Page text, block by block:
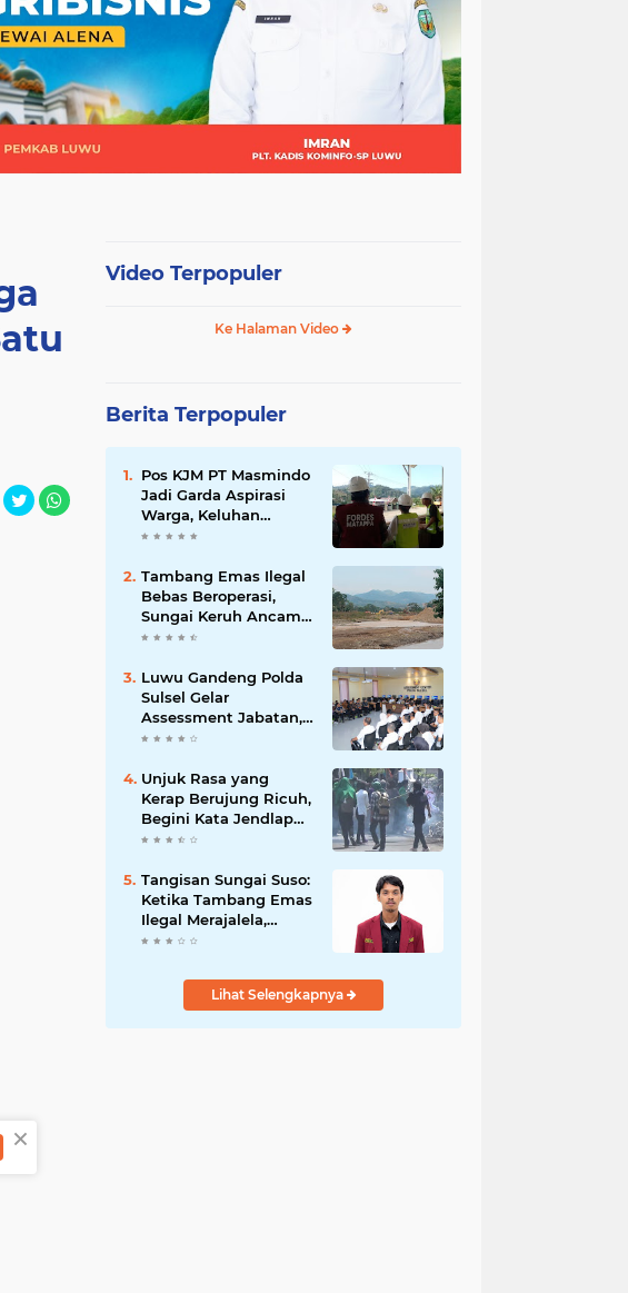
Video Terpopuler
Ke Halaman Video
Berita Terpopuler
Pos KJM PT Masmindo
Jadi Garda Aspirasi
Warga, Keluhan
Ditangani Maksimal
Tambang Emas Ilegal
Bebas Beroperasi,
Sungai Keruh Ancam
Sawah dan Air Bersih
Luwu Gandeng Polda
Sulsel Gelar
Assessment Jabatan,
Perkuat Penempatan
Kompetensi
Unjuk Rasa yang
Kerap Berujung Ricuh,
Begini Kata Jendlap
API
Tangisan Sungai Suso:
Ketika Tambang Emas
Ilegal Merajalela,
Negara Seolah
Lihat Selengkapnya
×